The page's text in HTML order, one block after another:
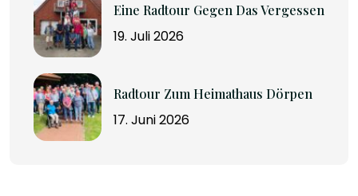
Eine Radtour Gegen Das Vergessen
19. Juli 2026
Radtour Zum Heimathaus Dörpen
17. Juni 2026